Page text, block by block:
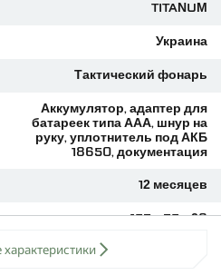
закрепить фонарь на
для свободных рук.
(Li-ion 18650
на трех батарейках AAA,
3 x AAA
TITANUM
Украина
Тактический фонарь
Аккумулятор, адаптер для
батареек типа ААА, шнур на
руку, уплотнитель под АКБ
18650, документация
12 месяцев
153 x 35 x 28
Универсальный